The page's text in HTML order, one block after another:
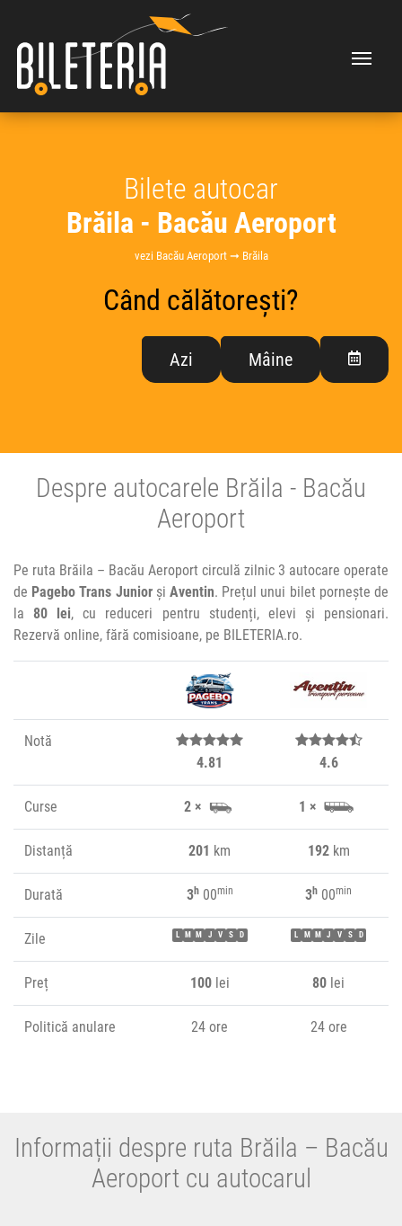
Bilete autocar
Brăila - Bacău Aeroport
vezi Bacău Aeroport ➞ Brăila
Când călătorești?
Azi Mâine
Despre autocarele Brăila - Bacău
Aeroport
Pe ruta Brăila – Bacău Aeroport circulă zilnic 3 autocare operate
de Pagebo Trans JuniorșiAventin. Prețul unui bilet pornește de
la80 lei, cu reduceri pentru studenți, elevi și pensionari.
Rezervă online, fără comisioane, pe BILETERIA.ro.
Notă
4.81
4.6
Curse 2 × 1 ×
Distanță 201 km 192km
Durată 3h00min 3h 00min
Zile L M M J V S D L M M J V S D
Preț 100lei 80 lei
Politică anulare 24 ore 24 ore
Informații despre ruta Brăila – Bacău
Aeroport cu autocarul